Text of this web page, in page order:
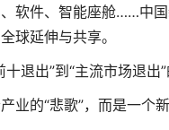
件、智能座舱……中国
球延伸与共享。
出”到“主流市场退出”
的“悲歌”，而是一个新